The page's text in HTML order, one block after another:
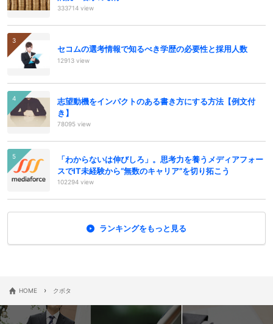
333714 view
セコムの選考情報で知るべき学歴の必要性と採用人数
12913 view
志望動機をインパクトのある書き方にする方法【例文付
き】
78095 view
「わからないは伸びしろ」。思考力を養うメディアフォー
スでIT未経験から“無数のキャリア”を切り拓こう
102294 view
ランキングをもっと見る
HOME › クボタ